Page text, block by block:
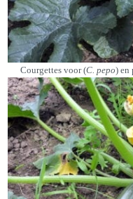
Courgettes voor (C. pepo) en